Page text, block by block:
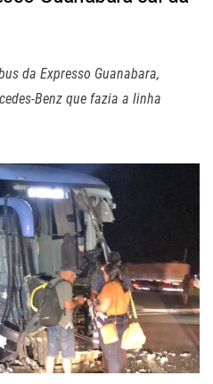
da Expresso Guanabara,
Benz que fazia a linha